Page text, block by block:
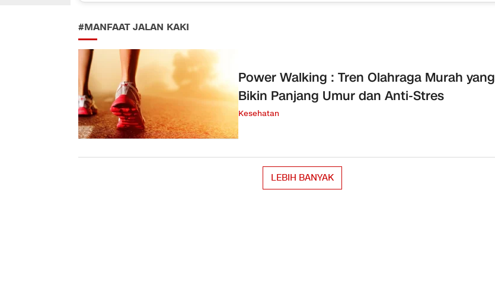
#MANFAAT JALAN KAKI
Power Walking : Tren Olahraga Murah yang
Bikin Panjang Umur dan Anti-Stres
Kesehatan
LEBIH BANYAK